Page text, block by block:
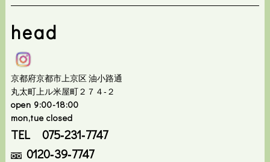
head
京都府京都市上京区 油小路通
丸太町上ル米屋町２７４‐２
open 9:00-18:00
mon,tue closed
TEL 075‐231‐7747
0120‐39‐7747